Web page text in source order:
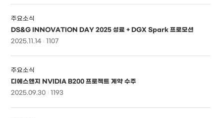
주요소식
DS&G INNOVATION DAY 2025 성료 + DGX Spark 프로모션
2025.11.14
1107
주요소식
디에스앤지 NVIDIA B200 프로젝트 계약 수주
2025.09.30
1193